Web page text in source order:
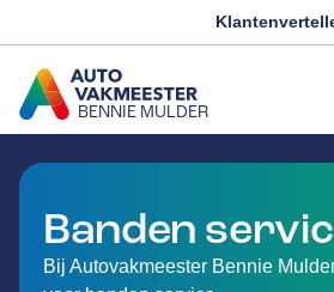
BENNIE MULDER
GA NAAR DE HOMEPAGINA
Banden
Bij Autovakmeester Bennie